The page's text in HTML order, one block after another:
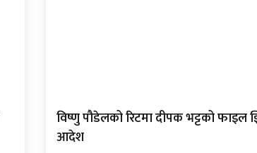
विष्णु पौडेलको रिटमा दीपक भट्टको फाइल
आदेश